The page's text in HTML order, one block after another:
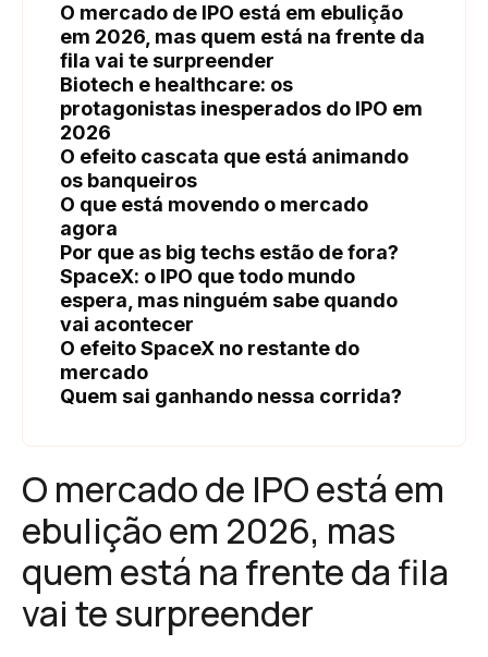
O mercado de IPO está em ebulição
em 2026, mas quem está na frente da
fila vai te surpreender
Biotech e healthcare: os
protagonistas inesperados do IPO em
2026
O efeito cascata que está animando
os banqueiros
O que está movendo o mercado
agora
Por que as big techs estão de fora?
SpaceX: o IPO que todo mundo
espera, mas ninguém sabe quando
vai acontecer
O efeito SpaceX no restante do
mercado
Quem sai ganhando nessa corrida?
O mercado de IPO está em
ebulição em 2026, mas
quem está na frente da fila
vai te surpreender